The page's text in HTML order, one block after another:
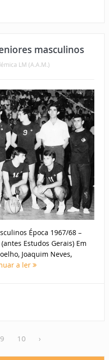
masculinos
LM (A.A.M.)
Época 1967/68 –
Estudos Gerais) Em
Joaquim Neves,
a ler
9 10 ›